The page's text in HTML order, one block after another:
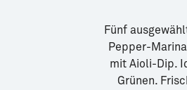
Fünf
Pepper-
mit Aioli-Dip.
Grünen.